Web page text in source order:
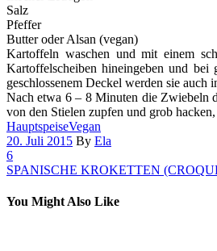
Salz
Pfeffer
Butter oder Alsan (vegan)
Kartoffeln waschen und mit einem
Kartoffelscheiben hineingeben und bei
geschlossenem Deckel werden sie auch
Nach etwa 6 – 8 Minuten die Zwiebeln
von den Stielen zupfen und grob
HauptspeiseVegan
20. Juli 2015 By Ela
6
SPANISCHE KROKETTEN
You Might Also Like